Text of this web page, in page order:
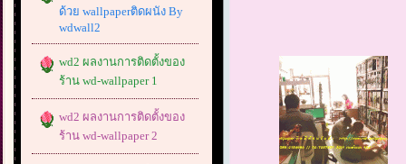
ด้วย wallpaperติดผนัง By
wdwall2
wd2 ผลงานการติดตั้งของ
ร้าน wd-wallpaper 1
wd2 ผลงานการติดตั้งของ
ร้าน wd-wallpaper 2